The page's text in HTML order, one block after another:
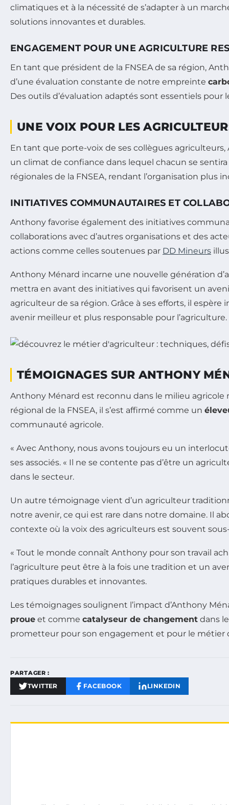
climatiques et à la nécessité de s’adapter à un
solutions innovantes et durables.
ENGAGEMENT POUR UNE AGRICULTURE
En tant que président de la FNSEA de sa région,
d’une évaluation constante de notre empreinte
Des outils d’évaluation adaptés sont essentiels
UNE VOIX POUR LES
En tant que porte-voix de ses collègues
un climat de confiance dans lequel chacun se
régionales de la FNSEA, rendant l’organisation plus
INITIATIVES COMMUNAUTAIRES ET
Anthony favorise également des initiatives
collaborations avec d’autres organisations et des
actions comme celles soutenues par DD Mineurs
Anthony Ménard incarne une nouvelle génération
mettra en avant des initiatives qui favorisent un
agriculteur de sa région. Grâce à ses efforts, il
avenir meilleur et plus responsable pour l’agriculture.
TÉMOIGNAGES SUR ANTHONY
Anthony Ménard est reconnu dans le milieu agricole
régional de la FNSEA, il s’est affirmé comme un
communauté agricole.
« Avec Anthony, nous avons toujours eu un
ses associés. « Il ne se contente pas d’être un
dans le secteur.
Un autre témoignage vient d’un agriculteur
notre avenir, ce qui est rare dans notre domaine. Il
contexte où la voix des agriculteurs est souvent
« Tout le monde connaît Anthony pour son travail
l’agriculture peut être à la fois une tradition et un
pratiques durables et innovantes.
Les témoignages soulignent l’impact d’Anthony
proue et comme catalyseur de changement dans
prometteur pour son engagement et pour le métier
PARTAGER :
TWITTER FACEBOOK LINKEDIN